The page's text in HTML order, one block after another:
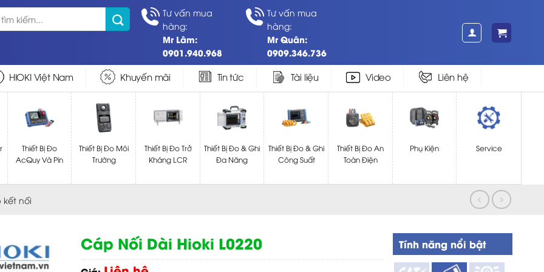
Tư vấn mua
hàng:
Mr Lâm:
0901.940.968
Tư vấn mua
hàng:
Mr Quân:
0909.346.736
HIOKI Việt Nam Khuyến mãi Tin tức Tài liệu Video Liên hệ
Thiết Bị Đo
AcQuy Và Pin
Thiết Bị Đo Môi
Trường
Thiết Bị Đo Trở
Kháng LCR
Thiết Bị Đo & Ghi
Đa Năng
Thiết Bị Đo & Ghi
Công Suất
Thiết Bị Đo An
Toàn Điện
Phụ Kiện Service
kết nối
Cáp Nối Dài Hioki L0220 Tính năng nổi bật